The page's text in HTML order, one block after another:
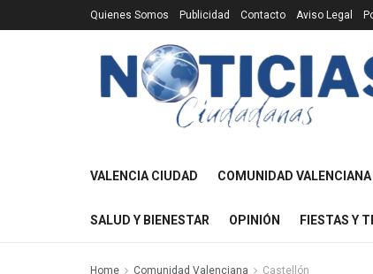
Quienes Somos Publicidad Contacto Aviso Legal
VALENCIA CIUDAD COMUNIDAD VALENCIANA
SALUD Y BIENESTAR OPINIÓN FIESTAS Y
Home Comunidad Valenciana Castellón